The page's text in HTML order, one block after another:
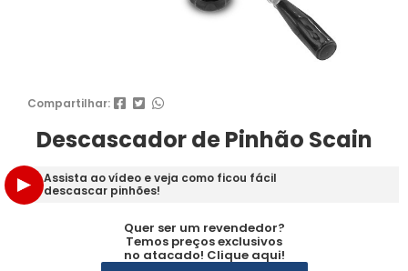
Compartilhar:
Descascador de Pinhão Scain
Assista ao vídeo e veja como ficou fácil
descascar pinhões!
Quer ser um revendedor?
Temos preços exclusivos
no atacado! Clique aqui!